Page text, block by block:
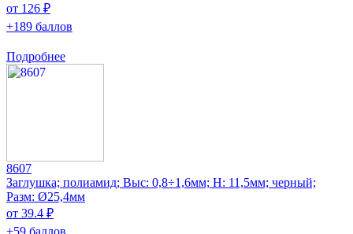
от 126 ₽
+189 баллов
Подробнее
8607
Заглушка; полиамид; Выс: 0,8÷1,6мм; H: 11,5мм; черный;
Разм: Ø25,4мм
от 39.4 ₽
+59 баллов